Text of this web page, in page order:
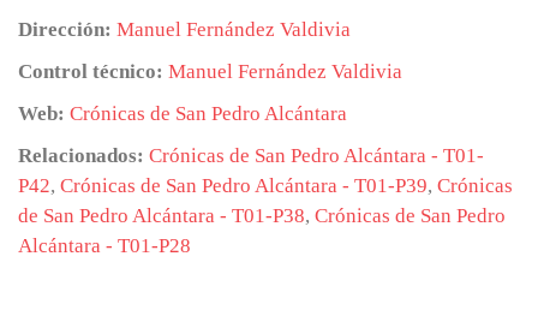
Dirección: Manuel Fernández Valdivia
Control técnico: Manuel Fernández Valdivia
Web: Crónicas de San Pedro Alcántara
Relacionados: Crónicas de San Pedro Alcántara - T01-
P42, Crónicas de San Pedro Alcántara - T01-P39, Crónicas
de San Pedro Alcántara - T01-P38, Crónicas de San Pedro
Alcántara - T01-P28